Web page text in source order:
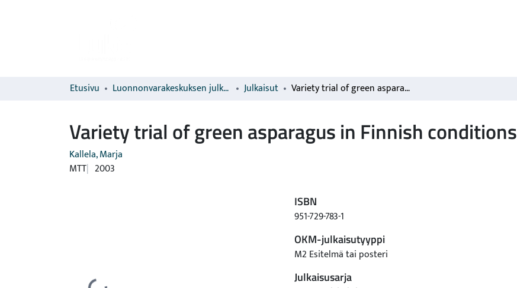
Etusivu Luonnonvarakeskuksen julkaisut Julkaisut Variety trial of green asparagus in Finnish conditions
Variety trial of green asparagus in Finnish conditions
Kallela, Marja
MTT 2003
ISBN
951-729-783-1
OKM-julkaisutyyppi
M2 Esitelmä tai posteri
Julkaisusarja